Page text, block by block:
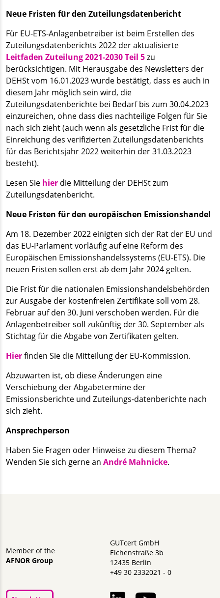
Neue Fristen für den Zuteilungsdatenbericht
Für EU-ETS-Anlagenbetreiber ist beim Erstellen des
Zuteilungsdatenberichts 2022 der aktualisierte
Leitfaden Zuteilung 2021-2030 Teil 5zu
berücksichtigen. Mit Herausgabe des Newsletters der
DEHSt vom 16.01.2023 wurde bestätigt, dass es auch in
diesem Jahr möglich sein wird, die
Zuteilungsdatenberichte bei Bedarf bis zum 30.04.2023
einzureichen, ohne dass dies nachteilige Folgen für Sie
nach sich zieht (auch wenn als gesetzliche Frist für die
Einreichung des verifizierten Zuteilungsdatenberichts
für das Berichtsjahr 2022 weiterhin der 31.03.2023
besteht).
Lesen Sie hier die Mitteilung der DEHSt zum
Zuteilungsdatenbericht.
Neue Fristen für den europäischen Emissionshandel
Am 18. Dezember 2022 einigten sich der Rat der EU und
das EU-Parlament vorläufig auf eine Reform des
Europäischen Emissionshandelssystems (EU-ETS). Die
neuen Fristen sollen erst ab dem Jahr 2024 gelten.
Die Frist für die nationalen Emissionshandelsbehörden
zur Ausgabe der kostenfreien Zertifikate soll vom 28.
Februar auf den 30. Juni verschoben werden. Für die
Anlagenbetreiber soll zukünftig der 30. September als
Stichtag für die Abgabe von Zertifikaten gelten.
Hierfinden Sie die Mitteilung der EU-Kommission.
Abzuwarten ist, ob diese Änderungen eine
Verschiebung der Abgabetermine der
Emissionsberichte und Zuteilungs-datenberichte nach
sich zieht.
Ansprechperson
Haben Sie Fragen oder Hinweise zu diesem Thema?
Wenden Sie sich gerne an André Mahnicke.
Member of the
AFNOR Group
GUTcert GmbH
Eichenstraße 3b
12435 Berlin
+49 30 2332021 - 0